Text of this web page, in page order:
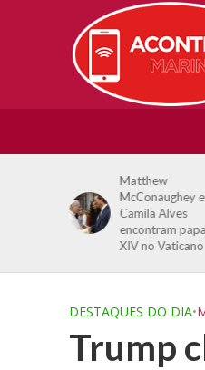
Matthew
McConaughey e
Camila Alves
encontram
XIV no Vaticano
DESTAQUES DO DIA•
Trump